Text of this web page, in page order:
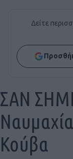
Δείτε
ΣΑΝ
Κούβα